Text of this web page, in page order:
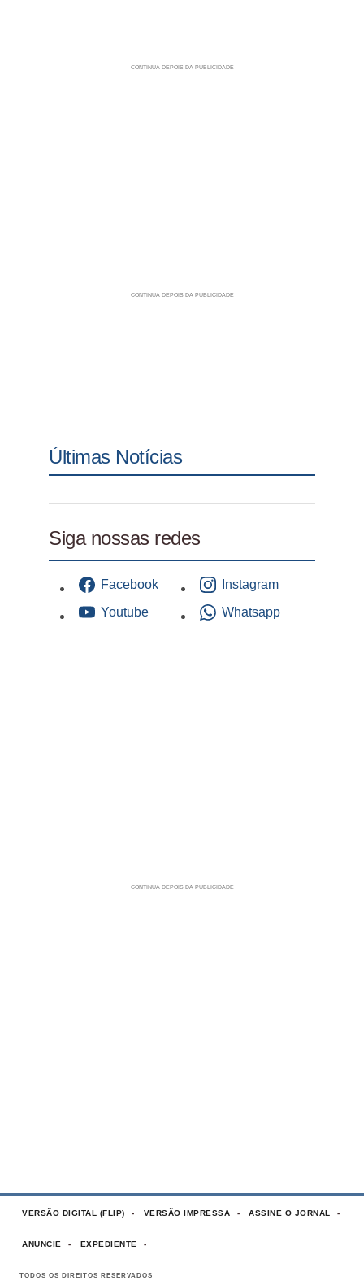
Últimas Notícias
Siga nossas redes
Facebook
Instagram
Youtube
Whatsapp
VERSÃO DIGITAL (FLIP) VERSÃO IMPRESSA ASSINE O JORNAL
ANUNCIE EXPEDIENTE
TODOS OS DIREITOS RESERVADOS